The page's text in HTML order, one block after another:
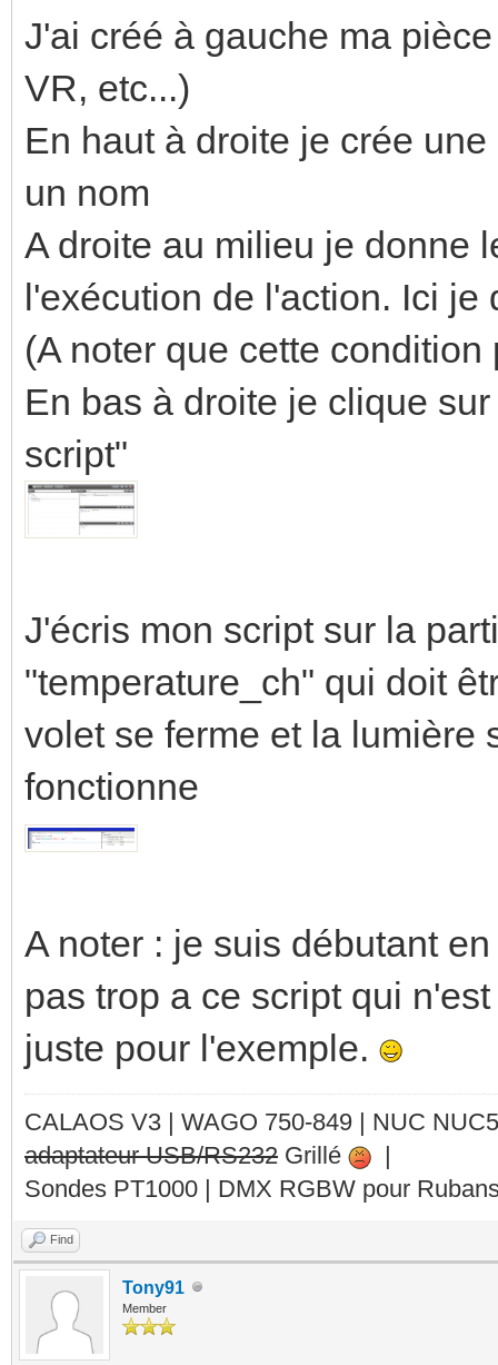
J'ai créé à gauche ma
VR, etc...)
En haut à droite je crée
un nom
A droite au milieu je donne
l'exécution de l'action. Ici je
(A noter que cette
En bas à droite je clique
script"
J'écris mon script sur la
"temperature_ch" qui doit
volet se ferme et la lumière
fonctionne
A noter : je suis débutant
pas trop a ce script qui
juste pour l'exemple.
CALAOS V3 | WAGO 750-849 | NUC
adaptateur USB/RS232 Grillé
|
Sondes PT1000 | DMX RGBW pour
Find
Tony91
Member